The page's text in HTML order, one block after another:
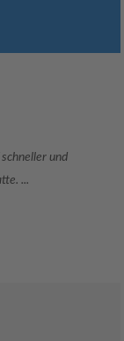
und
...